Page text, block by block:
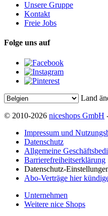
Unsere Gruppe
Kontakt
Freie Jobs
Folge uns auf
Land
© 2010-2026 niceshops GmbH
Impressum und
Datenschutz
Allgemeine
Barrierefreiheitserklärung
Datenschutz-
Abo-Verträge hier
Unternehmen
Weitere nice Shops